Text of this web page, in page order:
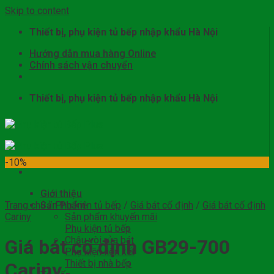
Skip to content
Thiết bị, phụ kiện tủ bếp nhập khẩu Hà Nội
Hướng dẫn mua hàng Online
Chính sách vận chuyển
Thiết bị, phụ kiện tủ bếp nhập khẩu Hà Nội
Giới thiệu
Sản Phẩm
Sản phẩm khuyến mãi
Phụ kiện tủ bếp
Chậu vòi rửa bát
Phụ kiện liên kết
Thiết bị nhà bếp
-10%
Trang chủ / Phụ kiện tủ bếp / Giá bát cố định / Giá bát cố định
Cariny
Giá bát cố định GB29-700